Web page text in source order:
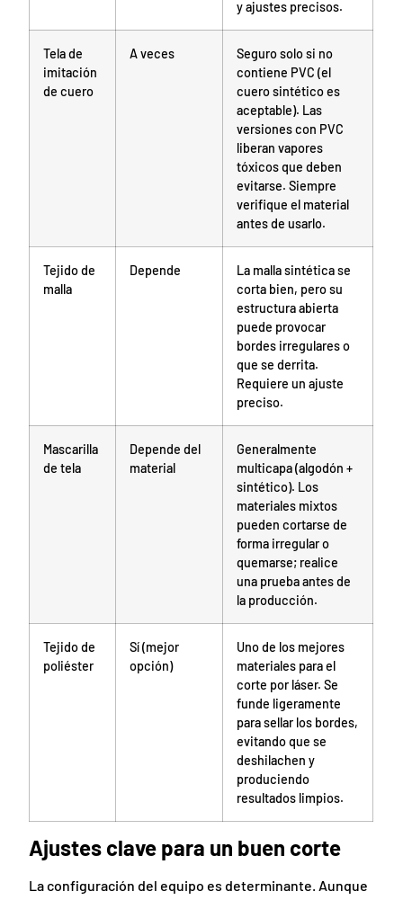
y ajustes precisos.
Tela de
imitación
de cuero
A veces
Seguro solo si no
contiene PVC (el
cuero sintético es
aceptable). Las
versiones con PVC
liberan vapores
tóxicos que deben
evitarse. Siempre
verifique el material
antes de usarlo.
Tejido de
malla
Depende
La malla sintética se
corta bien, pero su
estructura abierta
puede provocar
bordes irregulares o
que se derrita.
Requiere un ajuste
preciso.
Mascarilla
de tela
Depende del
material
Generalmente
multicapa (algodón +
sintético). Los
materiales mixtos
pueden cortarse de
forma irregular o
quemarse; realice
una prueba antes de
la producción.
Tejido de
poliéster
Sí (mejor
opción)
Uno de los mejores
materiales para el
corte por láser. Se
funde ligeramente
para sellar los bordes,
evitando que se
deshilachen y
produciendo
resultados limpios.
Ajustes clave para un buen corte
La configuración del equipo es determinante. Aunque